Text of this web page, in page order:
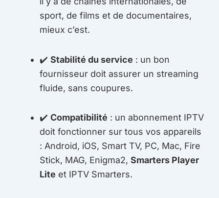
sport, de films et de documentaires,
mieux c’est.
✔️Stabilité du service : un bon
fournisseur doit assurer un streaming
fluide, sans coupures.
✔️Compatibilité : un abonnement IPTV
doit fonctionner sur tous vos appareils
: Android, iOS, Smart TV, PC, Mac, Fire
Stick, MAG, Enigma2,Smarters Player
Lite et IPTV Smarters.